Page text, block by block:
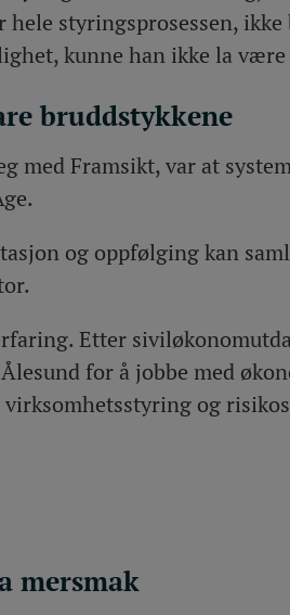
styringsprosessen, ikke
kunne han ikke la være
bruddstykkene
med Framsikt, var at
og oppfølging kan
Etter
for å jobbe med
og
mersmak